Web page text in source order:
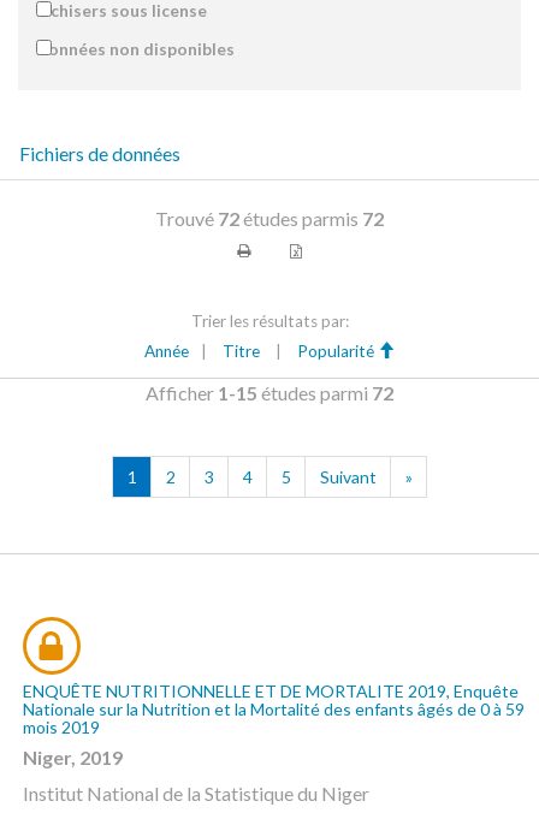
Fichisers sous license
Données non disponibles
Fichiers de données
Trouvé 72études parmis 72
Trier les résultats par:
Année
Titre Popularité
Afficher 1-15 études parmi 72
1 2 3 4 5 Suivant »
ENQUÊTE NUTRITIONNELLE ET DE MORTALITE 2019, Enquête
Nationale sur la Nutrition et la Mortalité des enfants âgés de 0 à 59
mois 2019
Niger, 2019
Institut National de la Statistique du Niger